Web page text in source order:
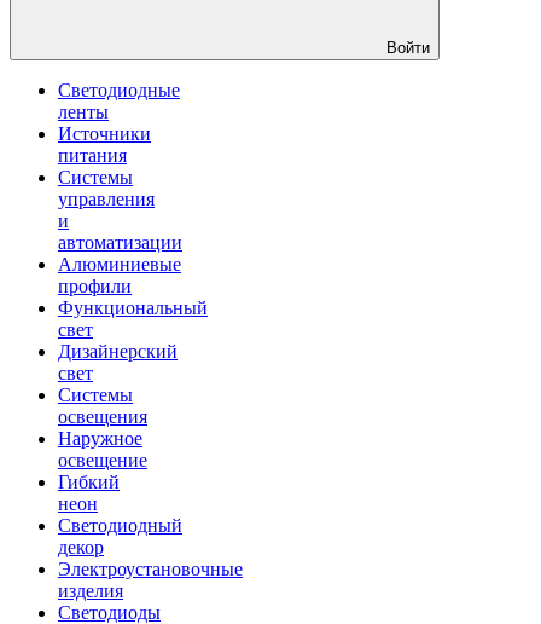
Войти
Светодиодные
ленты
Источники
питания
Системы
управления
и
автоматизации
Алюминиевые
профили
Функциональный
свет
Дизайнерский
свет
Системы
освещения
Наружное
освещение
Гибкий
неон
Светодиодный
декор
Электроустановочные
изделия
Светодиоды